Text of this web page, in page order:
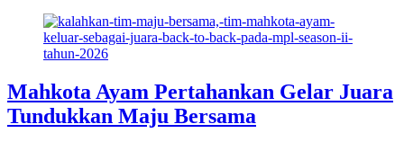
Mahkota Ayam Pertahankan Gelar Juara
Tundukkan Maju Bersama